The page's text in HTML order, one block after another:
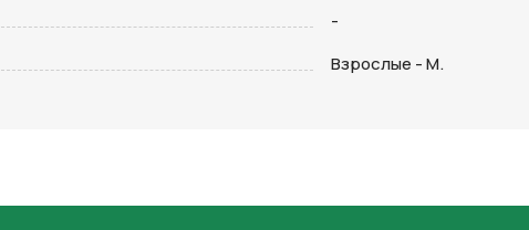
-
Взрослые - M.
Отправить
Нажимая на кнопку “Отправить заявку”, вы даетесогласие на обработку